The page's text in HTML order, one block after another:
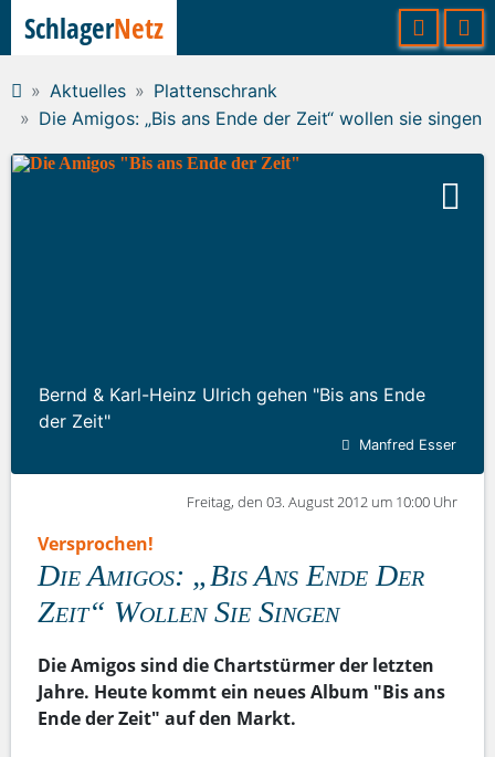
Aktuelles
Plattenschrank
Die Amigos: „Bis ans Ende der Zeit“ wollen sie singen
Bernd & Karl-Heinz Ulrich gehen "Bis ans Ende
der Zeit"
Manfred Esser
Freitag, den 03. August 2012 um 10:00 Uhr
Versprochen!
Die Amigos: „Bis Ans Ende Der
Zeit“ Wollen Sie Singen
Die Amigos sind die Chartstürmer der letzten
Jahre. Heute kommt ein neues Album "Bis ans
Ende der Zeit" auf den Markt.
SchlagerNetz